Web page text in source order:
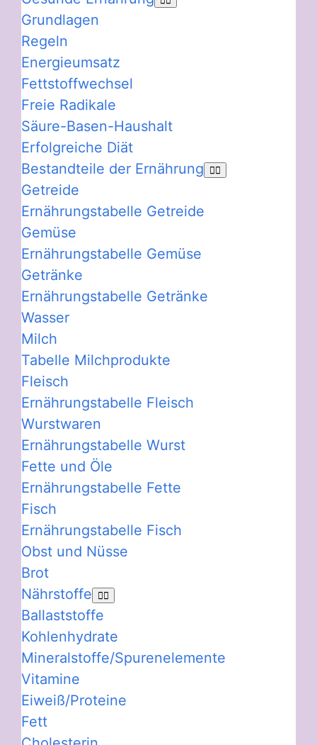
Grundlagen
Regeln
Energieumsatz
Fettstoffwechsel
Freie Radikale
Säure-Basen-Haushalt
Erfolgreiche Diät
Bestandteile der Ernährung
Getreide
Ernährungstabelle Getreide
Gemüse
Ernährungstabelle Gemüse
Getränke
Ernährungstabelle Getränke
Wasser
Milch
Tabelle Milchprodukte
Fleisch
Ernährungstabelle Fleisch
Wurstwaren
Ernährungstabelle Wurst
Fette und Öle
Ernährungstabelle Fette
Fisch
Ernährungstabelle Fisch
Obst und Nüsse
Brot
Nährstoffe
Ballaststoffe
Kohlenhydrate
Mineralstoffe/Spurenelemente
Vitamine
Eiweiß/Proteine
Fett